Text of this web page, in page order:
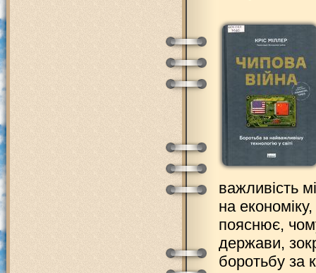
важливість
на
пояснює,
держави,
боротьбу за